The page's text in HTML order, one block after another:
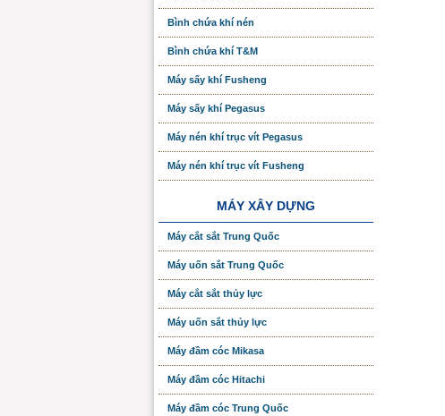
Bình chứa khí nén
Bình chứa khí T&M
Máy sấy khí Fusheng
Máy sấy khí Pegasus
Máy nén khí trục vít Pegasus
Máy nén khí trục vít Fusheng
MÁY XÂY DỰNG
Máy cắt sắt Trung Quốc
Máy uốn sắt Trung Quốc
Máy cắt sắt thủy lực
Máy uốn sắt thủy lực
Máy đầm cóc Mikasa
Máy đầm cóc Hitachi
Máy đầm cóc Trung Quốc